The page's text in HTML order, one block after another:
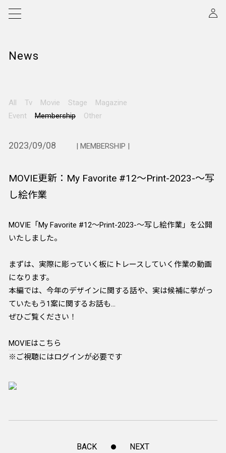
News
All Tv Movie Stage
Magazine
Event
Membership Other
2023/09/08 | MEMBERSHIP |
MOVIE更新：My Favorite #12～Print-2023-～写
し絵作業
MOVIE「My Favorite #12～Print-2023-～写し絵作業」を公開
いたしました。
まずは、実際に彫っていく板にトレースしていく作業の動画
になります。
本編では、今年のデザインに関する話や、実は候補に挙がっ
ていたもう1案に関するお話も…
ぜひご覧ください！
MOVIEはこちら
※ご視聴にはログインが必要です
BACK NEXT